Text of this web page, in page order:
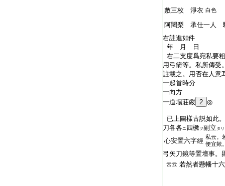
敷三枚 淨衣 白色
阿闍梨 承仕一人
右註進如件
年 月 日
右二支度爲宛私要
用弓箭等。私所傳受
註載之。用否在人意
一起首時分
一向方
一道場莊嚴 2 ◎
已上圖樣古説如此
刀各各ニ四橛 ヲ副立 タリ
心安置六字經 私云。
便宜歟
弓矢刀鏡等置壇事。
云云 若然者懸幡十